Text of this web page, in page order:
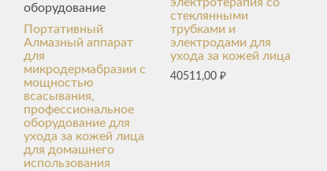
оборудование
Портативный
Алмазный аппарат
для
микродермабразии с
мощностью
всасывания,
профессиональное
оборудование для
ухода за кожей лица
для домашнего
использования
электротерапия со
стеклянными
трубками и
электродами для
ухода за кожей лица
40511,00₽